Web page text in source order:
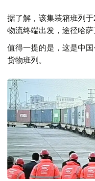
据了解，该集装箱班列
物流终端出发，途径哈萨
值得一提的是，这是中
货物班列。